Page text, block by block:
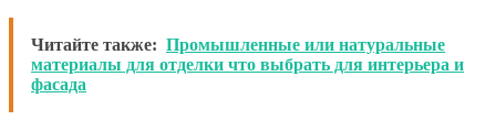
Читайте также: Промышленные или натуральные
материалы для отделки что выбрать для интерьера и
фасада